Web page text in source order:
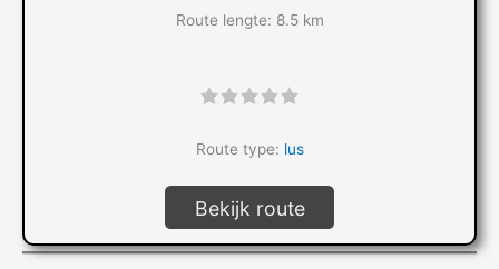
Route lengte: 8.5 km
Route type: lus
Bekijk route